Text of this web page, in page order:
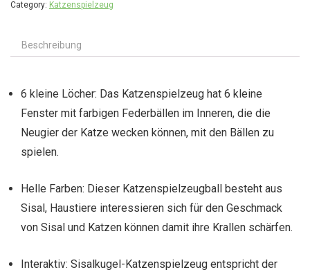
Category: Katzenspielzeug
Beschreibung
6 kleine Löcher: Das Katzenspielzeug hat 6 kleine
Fenster mit farbigen Federbällen im Inneren, die die
Neugier der Katze wecken können, mit den Bällen zu
spielen.
Helle Farben: Dieser Katzenspielzeugball besteht aus
Sisal, Haustiere interessieren sich für den Geschmack
von Sisal und Katzen können damit ihre Krallen schärfen.
Interaktiv: Sisalkugel-Katzenspielzeug entspricht der